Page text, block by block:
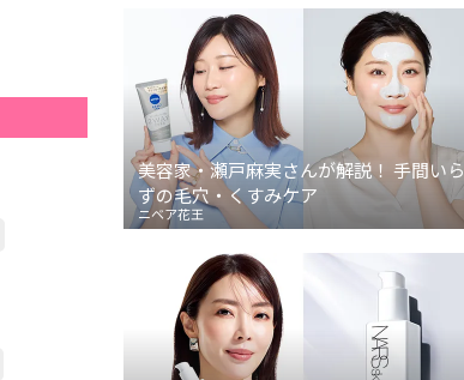
美容家・瀬戸麻実さんが解説！ 手間いら
ずの毛穴・くすみケア
ニベア花王